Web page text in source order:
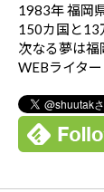
1983年 福岡
150カ国と13
次なる夢は福
WEBライタ